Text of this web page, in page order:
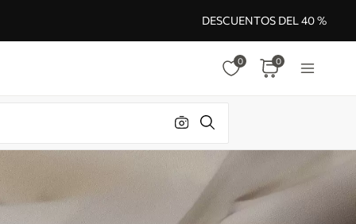
DESCUENTOS DEL 40 %
0 0